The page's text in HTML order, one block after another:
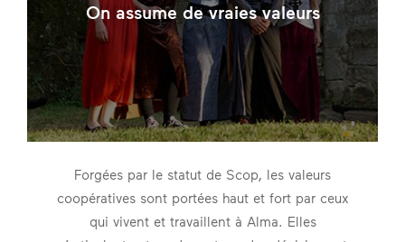
On assume de vraies valeurs
Forgées par le statut de Scop, les valeurs
coopératives sont portées haut et fort par ceux
qui vivent et travaillent à Alma. Elles